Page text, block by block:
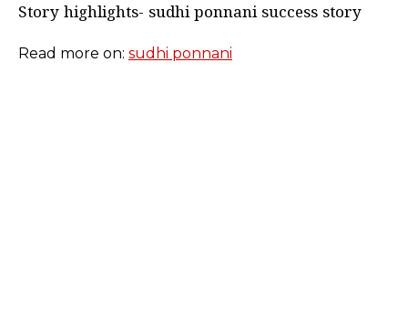
Story highlights- sudhi ponnani success story
Read more on: sudhi ponnani